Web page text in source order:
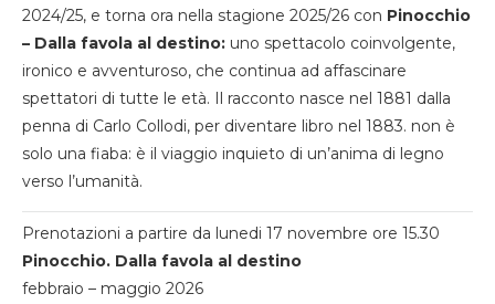
2024/25, e torna ora nella stagione 2025/26 con Pinocchio
– Dalla favola al destino: uno spettacolo coinvolgente,
ironico e avventuroso, che continua ad affascinare
spettatori di tutte le età. Il racconto nasce nel 1881 dalla
penna di Carlo Collodi, per diventare libro nel 1883. non è
solo una fiaba: è il viaggio inquieto di un’anima di legno
verso l’umanità.
Prenotazioni a partire da lunedi 17 novembre ore 15.30
Pinocchio. Dalla favola al destino
febbraio – maggio 2026